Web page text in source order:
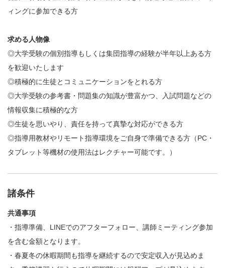
ィングに参加できる方
求める人物像
◎大学受験の個別指導もしくは集団指導の経験が半年以上ある方
を歓迎いたします
◎積極的に生徒とコミュニケーションをとれる方
◎大学受験の参考書・問題集の知識が豊富かつ、入試問題などの
情報収集に積極的な方
◎生徒を思いやり、責任を持って真摯な対応ができる方
◎指導用教材やリモート指導環境をご自身で準備できる方（PC・
タブレット等機材の使用法はレクチャー可能です。）
諸条件
共通事項
・指導準備、LINEでのアフターフォロー、講師ミーティング参加
を含む金額となります。
・春夏冬の休暇期間も指導を継続するので安定収入が見込めま